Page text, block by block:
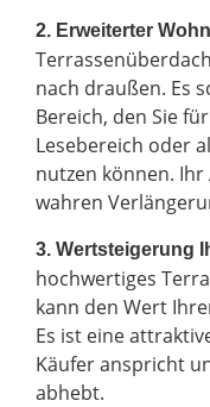
2. Erweiterter
nach draußen. Es
Bereich, den Sie
Lesebereich oder
nutzen können.
wahren
3. Wertsteigerung
hochwertiges
kann den Wert
Es ist eine
Käufer anspricht
abhebt.